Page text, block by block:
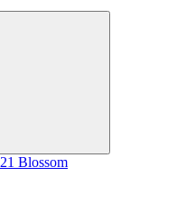
Blossom